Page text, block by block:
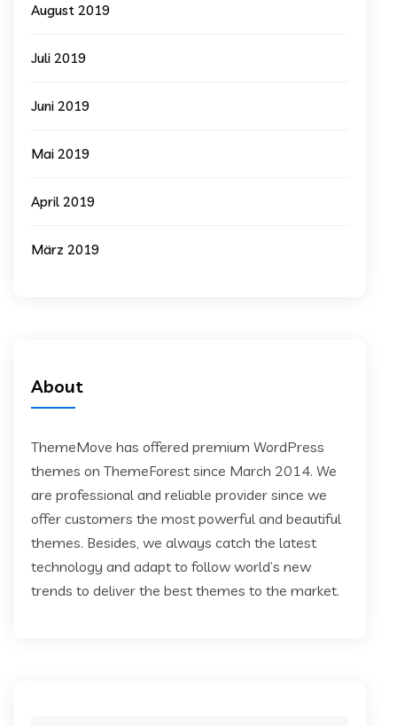
August 2019
Juli 2019
Juni 2019
Mai 2019
April 2019
März 2019
About
ThemeMove has offered premium WordPress
themes on ThemeForest since March 2014. We
are professional and reliable provider since we
offer customers the most powerful and beautiful
themes. Besides, we always catch the latest
technology and adapt to follow world’s new
trends to deliver the best themes to the market.